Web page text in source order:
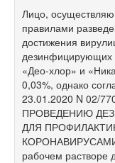
Лицо,
правилами
достижения
дезинфицирующих
«Део-хлор» и
0,03%, однако
23.01.2020 N 02/
ПРОВЕДЕНИЮ
ДЛЯ
КОРОНАВИРУСАМИ»
рабочем растворе